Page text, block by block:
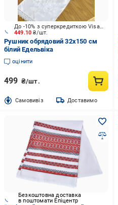
449.10₴/шт.
До -10% з суперкредиткою Visa Вигода
Рушник обрядовий 32x150 см
білий Едельвіка
оцінити
499 ₴/шт.
Cамовивіз Доставимо
Безкоштовна доставка
в поштомати Епіцентр